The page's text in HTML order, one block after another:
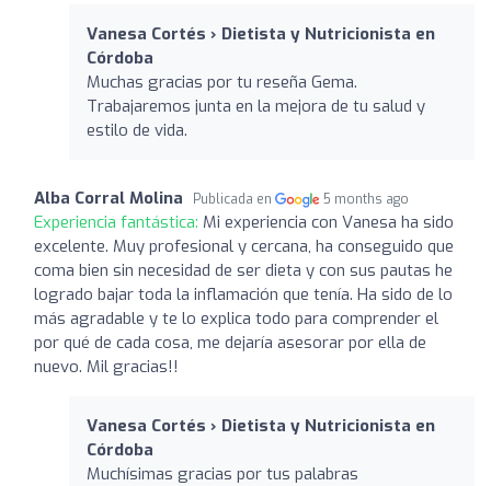
Vanesa Cortés › Dietista y Nutricionista en
Córdoba
Muchas gracias por tu reseña Gema.
Trabajaremos junta en la mejora de tu salud y
estilo de vida.
Alba Corral Molina Publicada en 5 months ago
Experiencia fantástica: Mi experiencia con Vanesa ha sido
excelente. Muy profesional y cercana, ha conseguido que
coma bien sin necesidad de ser dieta y con sus pautas he
logrado bajar toda la inflamación que tenía. Ha sido de lo
más agradable y te lo explica todo para comprender el
por qué de cada cosa, me dejaría asesorar por ella de
nuevo. Mil gracias!!
Vanesa Cortés › Dietista y Nutricionista en
Córdoba
Muchísimas gracias por tus palabras